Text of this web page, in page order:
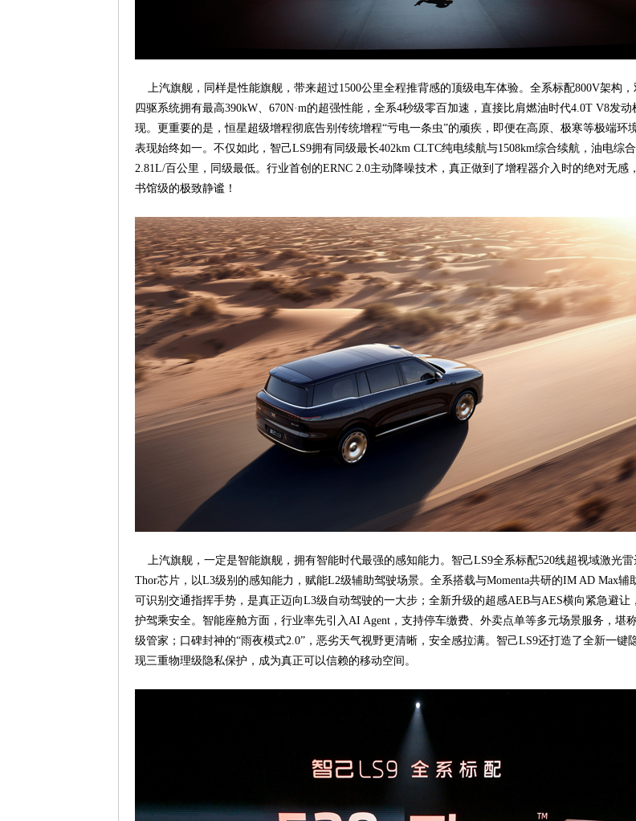
上汽旗舰，同样是性能旗舰，带来超过1500公里全程推背感的顶级电车体验。全系标配800V架构
四驱系统拥有最高390kW、670N·m的超强性能，全系4秒级零百加速，直接比肩燃油时代4.0T V8发动
现。更重要的是，恒星超级增程彻底告别传统增程“亏电一条虫”的顽疾，即便在高原、极寒等极端环
表现始终如一。不仅如此，智己LS9拥有同级最长402km CLTC纯电续航与1508km综合续航，油电综
2.81L/百公里，同级最低。行业首创的ERNC 2.0主动降噪技术，真正做到了增程器介入时的绝对无感
书馆级的极致静谧！
上汽旗舰，一定是智能旗舰，拥有智能时代最强的感知能力。智己LS9全系标配520线超视域激光
Thor芯片，以L3级别的感知能力，赋能L2级辅助驾驶场景。全系搭载与Momenta共研的IM AD Max辅
可识别交通指挥手势，是真正迈向L3级自动驾驶的一大步；全新升级的超感AEB与AES横向紧急避让
护驾乘安全。智能座舱方面，行业率先引入AI Agent，支持停车缴费、外卖点单等多元场景服务，堪
级管家；口碑封神的“雨夜模式2.0”，恶劣天气视野更清晰，安全感拉满。智己LS9还打造了全新一键
现三重物理级隐私保护，成为真正可以信赖的移动空间。